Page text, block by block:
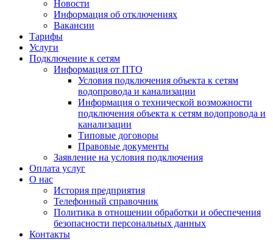
Новости
Информация об отключениях
Вакансии
Тарифы
Услуги
Подключение к сетям
Информация от ПТО
Условия подключения объекта к сетям
водопровода и канализации
Информация о технической возможности
подключения объекта к сетям водопровода и
канализации
Типовые договоры
Правовые документы
Заявление на условия подключения
Оплата услуг
О нас
История предприятия
Телефонный справочник
Политика в отношении обработки и обеспечения
безопасности персональных данных
Контакты